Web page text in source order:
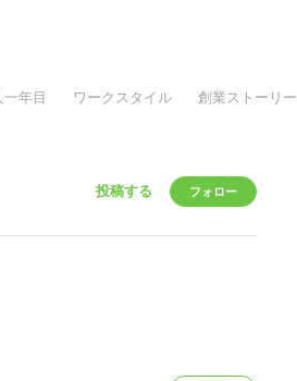
年目 ワークスタイル 創業ストーリー
投稿する フォロー